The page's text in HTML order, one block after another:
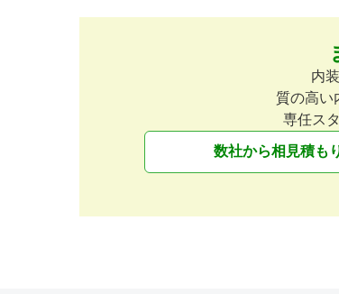
設計
アメーテ
市市之久田
内
質の高い
専任ス
数社から相見積も